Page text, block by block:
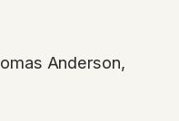
Anderson,